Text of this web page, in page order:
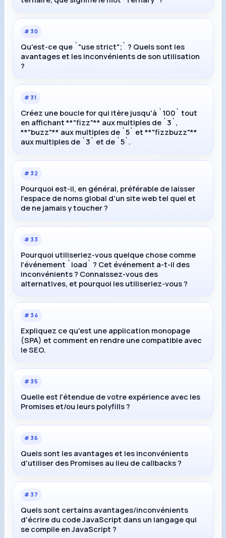
# 30
Qu'est-ce que `"use strict";` ? Quels sont les
avantages et les inconvénients de son utilisation
?
# 31
Créez une boucle for qui itère jusqu'à `100` tout
en affichant **"fizz"** aux multiples de `3`,
**"buzz"** aux multiples de `5` et **"fizzbuzz"**
aux multiples de `3` et de `5`.
# 32
Pourquoi est-il, en général, préférable de laisser
l'espace de noms global d'un site web tel quel et
de ne jamais y toucher ?
# 33
Pourquoi utiliseriez-vous quelque chose comme
l'événement `load` ? Cet événement a-t-il des
inconvénients ? Connaissez-vous des
alternatives, et pourquoi les utiliseriez-vous ?
# 34
Expliquez ce qu'est une application monopage
(SPA) et comment en rendre une compatible avec
le SEO.
# 35
Quelle est l'étendue de votre expérience avec les
Promises et/ou leurs polyfills ?
# 36
Quels sont les avantages et les inconvénients
d'utiliser des Promises au lieu de callbacks ?
# 37
Quels sont certains avantages/inconvénients
d'écrire du code JavaScript dans un langage qui
se compile en JavaScript ?